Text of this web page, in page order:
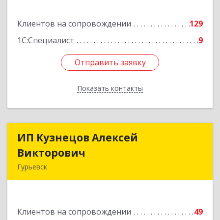
Клиентов на сопровождении
129
1С:Специалист
9
Отправить заявку
Показать контакты
Подробнее
Отправить заявку
Назад
ИП Кузнецов Алексей
Викторович
Гурьевск
Клиентов на сопровождении 49
ИП Кузнецов Алексей
Подробнее